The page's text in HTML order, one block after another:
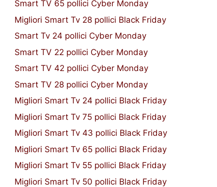
Smart TV 65 pollici Cyber Monday
Migliori Smart Tv 28 pollici Black Friday
Smart Tv 24 pollici Cyber Monday
Smart TV 22 pollici Cyber Monday
Smart TV 42 pollici Cyber Monday
Smart TV 28 pollici Cyber Monday
Migliori Smart Tv 24 pollici Black Friday
Migliori Smart Tv 75 pollici Black Friday
Migliori Smart Tv 43 pollici Black Friday
Migliori Smart Tv 65 pollici Black Friday
Migliori Smart Tv 55 pollici Black Friday
Migliori Smart Tv 50 pollici Black Friday